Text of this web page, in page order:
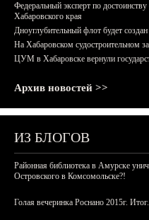
Федеральный эксперт по
Хабаровского края
Дноуглубительный флот будет
На Хабаровском судостроительном
ЦУМ в Хабаровске вернули
Архив новостей >>
ИЗ БЛОГОВ
Районная библиотека в Амурске
Островского в Комсомольске?!
Голая вечеринка Роснано 2015г. Итог.